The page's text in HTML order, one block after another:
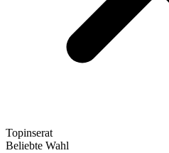
Topinserat
Beliebte Wahl